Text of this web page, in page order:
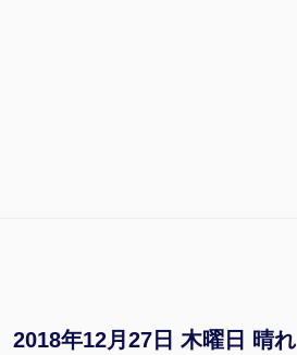
2018年12月27日 木曜日 晴れ